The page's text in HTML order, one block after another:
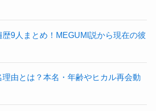
9人まとめ！MEGUMI説から現在の彼
由とは？本名・年齢やヒカル再会動